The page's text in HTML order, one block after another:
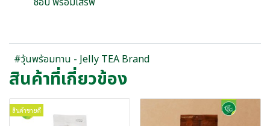
#วุ้นพร้อมทาน - Jelly TEA Brand
สินค้าที่เกี่ยวข้อง
สินค้าขายดี